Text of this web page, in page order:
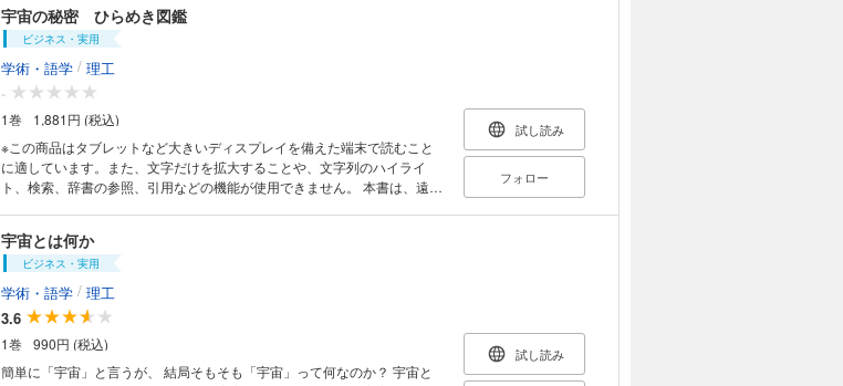
宇宙の秘密 ひらめき図鑑
ビジネス・実用
学術・語学 / 理工
-
1巻
1,881円 (税込)
※この商品はタブレットなど大きいディスプレイを備えた端末で読むこと
に適しています。また、文字だけを拡大することや、文字列のハイライ
ト、検索、辞書の参照、引用などの機能が使用できません。 本書は、遠い
数々の興味深いエピソードを交えながら楽しいイラストで図解していま
す。さらに、天文学の歴史、宇宙開発の歴史もあわせて解説しました。 ●
イラストを多数掲載しビジュアルに解説 宇宙論や天文学、宇宙開発などに
ついて、先人たちが綿々と築いた豊かな成果を、楽しいイラストを使いな
がらわかりやすく解説しています。 ●技術や理論の進化の歴史を紹介 古代
の人が夢想したさまざまな宇宙の形から観測技術、物理学の進化により、
現在考えられている宇宙のかたちにいたる変遷をていねいに解説していま
試し読み
フォロー
宇宙とは何か
ビジネス・実用
学術・語学 / 理工
3.6
1巻
990円 (税込)
簡単に「宇宙」と言うが、 結局そもそも「宇宙」って何なのか？ 宇宙と
試し読み